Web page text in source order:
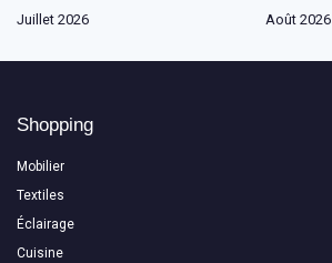
Juillet 2026
Août 2026
Shopping
Mobilier
Textiles
Éclairage
Cuisine